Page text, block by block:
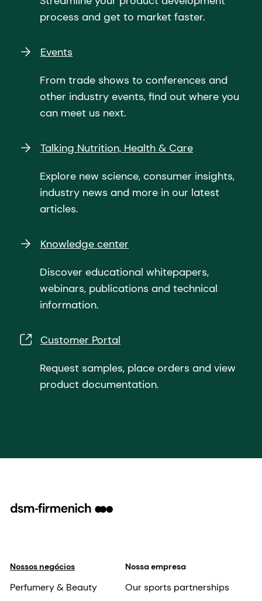
process and get to market faster.
Events
From trade shows to conferences and
other industry events, find out where you
can meet us next.
Talking Nutrition, Health & Care
Explore new science, consumer insights,
industry news and more in our latest
articles.
Knowledge center
Discover educational whitepapers,
webinars, publications and technical
information.
Customer Portal
Request samples, place orders and view
product documentation.
Nossos negócios
Perfumery & Beauty
Nossa empresa
Our sports partnerships